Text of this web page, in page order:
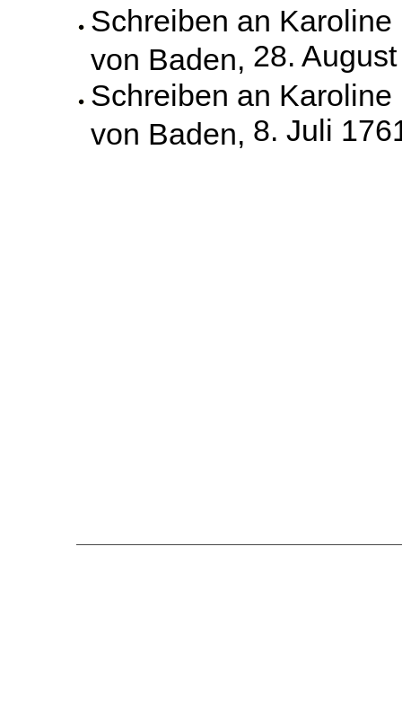
Schreiben an Karoline
von Baden, 28.
Schreiben an Karoline
von Baden, 8. Juli